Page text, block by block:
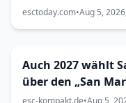
esctoday.com•Aug 5,
Auch 2027 wählt
über den „San
esc-kompakt.de•Aug 5,